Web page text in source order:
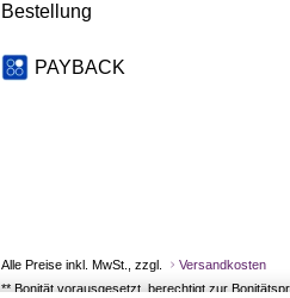
Bestellung
PAYBACK
Alle Preise inkl. MwSt., zzgl.
Versandkosten
** Bonität vorausgesetzt, berechtigt zur